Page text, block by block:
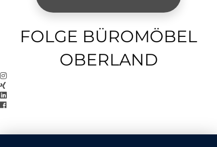
FOLGE BÜROMÖBEL
OBERLAND